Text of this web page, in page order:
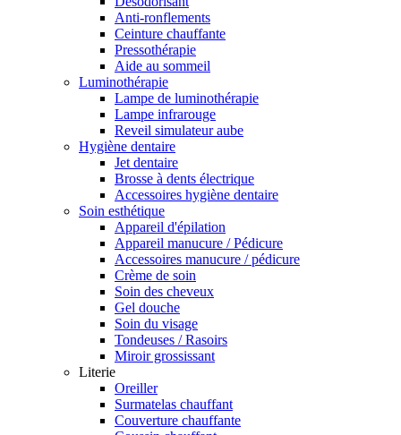
Anti-ronflements
Ceinture chauffante
Pressothérapie
Aide au sommeil
Luminothérapie
Lampe de luminothérapie
Lampe infrarouge
Reveil simulateur aube
Hygiène dentaire
Jet dentaire
Brosse à dents électrique
Accessoires hygiène dentaire
Soin esthétique
Appareil d'épilation
Appareil manucure / Pédicure
Accessoires manucure / pédicure
Crème de soin
Soin des cheveux
Gel douche
Soin du visage
Tondeuses / Rasoirs
Miroir grossissant
Literie
Oreiller
Surmatelas chauffant
Couverture chauffante